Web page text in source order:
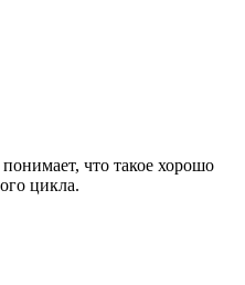
что такое хорошо
цикла.